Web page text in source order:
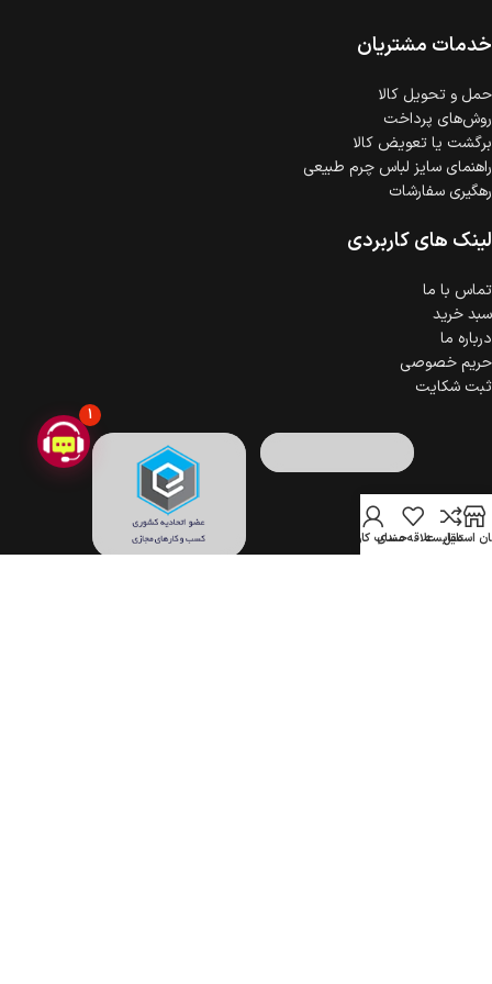
است.
گارانتی معتبر برای تمامی محصولات ارائه می‌شود.
خدمات مشتریان
حمل‌ و تحویل کالا
روش‌های پرداخت
برگشت یا تعویض کالا
راهنمای سایز لباس چرم طبیعی
رهگیری سفارشات
لینک های کاربردی
تماس با ما
سبد خرید
درباره ما
حریم خصوصی
ثبت شکایت
استایلمقایسهعلاقه مندی
حساب کاربری
1